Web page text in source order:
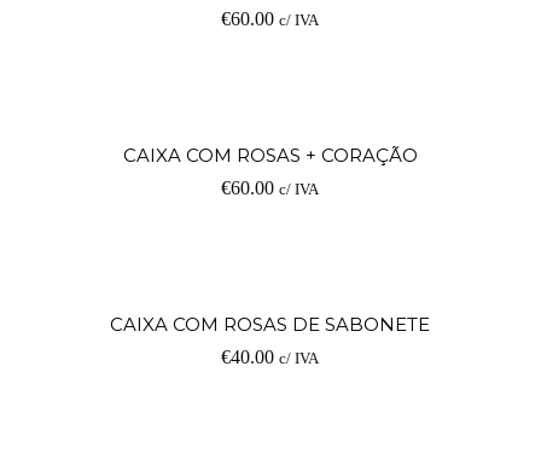
€60.00 c/ IVA
CAIXA COM ROSAS + CORAÇÃO
€60.00 c/ IVA
CAIXA COM ROSAS DE SABONETE
€40.00 c/ IVA